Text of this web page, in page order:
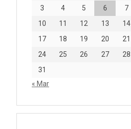
3
4 5 6 7
10
11 12 13 14
17
18 19 20 21
24
25 26 27 28
31
« Mar